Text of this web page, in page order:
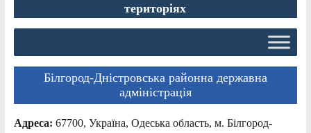
територіях
Білгород-Дністровська районна державна
адміністрація
Адреса: 67700, Україна, Одеська область, м. Білгород-